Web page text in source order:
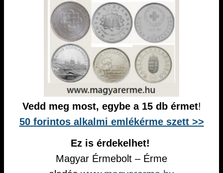
Vedd meg most, egybe a 15 db érmet!
50 forintos alkalmi emlékérme szett >>
Ez is érdekelhet!
Magyar Érmebolt – Érme